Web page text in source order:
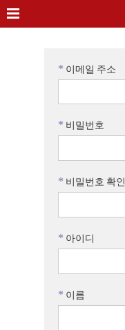
* 이메일 주소
* 비밀번호
* 비밀번호 확인
* 아이디
* 이름